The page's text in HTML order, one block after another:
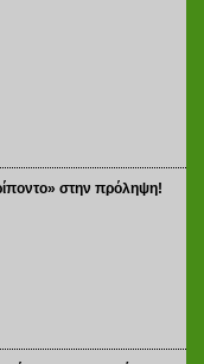
στην πρόληψη!